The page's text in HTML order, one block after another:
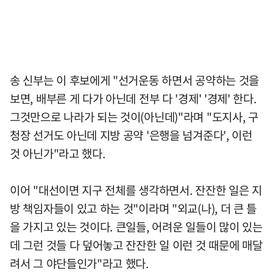
송 신부는 이 후보에게 "선거운동 하면서 공약하는 것을
보면, 배부른 게 다가 아닌데 전부 다 '경제' '경제' 한다.
그것만으로 나라가 되는 것이(아닌데)"라며 "도지사, 구
청장 선거도 아닌데 지방 공약 '은행을 넘겨준다', 이런
것 아닌가"라고 했다.
이어 "대선이면 지구 전체를 생각하면서. 잔잔한 일은 지
방 책임자들이 있고 하는 것"이라며 "외교(나), 더 큰 틀
을 가지고 있는 것이다. 큰일들, 어려운 일들이 많이 있는
데 그런 것들 다 덮어놓고 잔잔한 일 이런 것 때문에 매달
려서 그 야단들인가"라고 했다.